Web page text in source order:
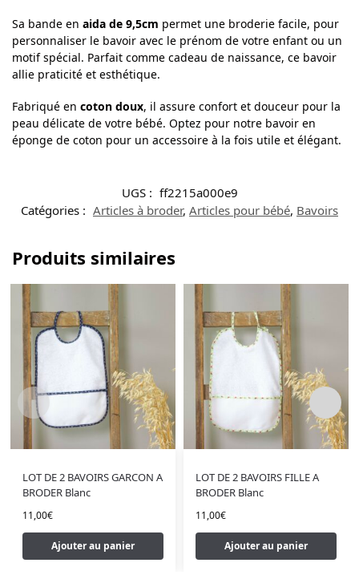
Sa bande en aida de 9,5cm permet une broderie facile, pour
personnaliser le bavoir avec le prénom de votre enfant ou un
motif spécial. Parfait comme cadeau de naissance, ce bavoir
allie praticité et esthétique.
Fabriqué en coton doux, il assure confort et douceur pour la
peau délicate de votre bébé. Optez pour notre bavoir en
éponge de coton pour un accessoire à la fois utile et élégant.
UGS : ff2215a000e9
Catégories : Articles à broder, Articles pour bébé, Bavoirs
Produits similaires
LOT DE 2 BAVOIRS GARCON A
BRODER Blanc
11,00€
Ajouter au panier
LOT DE 2 BAVOIRS FILLE A
BRODER Blanc
11,00€
Ajouter au panier